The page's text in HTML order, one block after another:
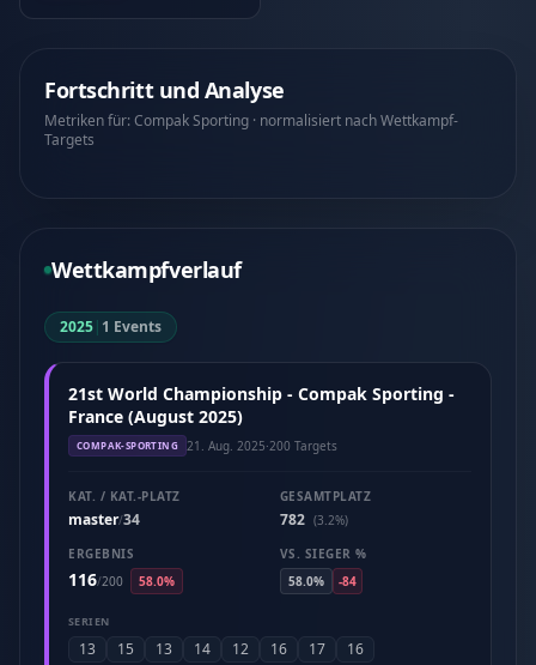
Fortschritt und Analyse
Metriken für: Compak Sporting · normalisiert nach Wettkampf-
Targets
Wettkampfverlauf
2025| 1 Events
21st World Championship - Compak Sporting -
France (August 2025)
COMPAK-SPORTING 21. Aug. 2025·200 Targets
KAT. / KAT.-PLATZ
master/34
GESAMTPLATZ
782 (3.2%)
ERGEBNIS
116/200 58.0%
VS. SIEGER %
58.0%
-84
SERIEN
13 15 13 14 12 16 17 16